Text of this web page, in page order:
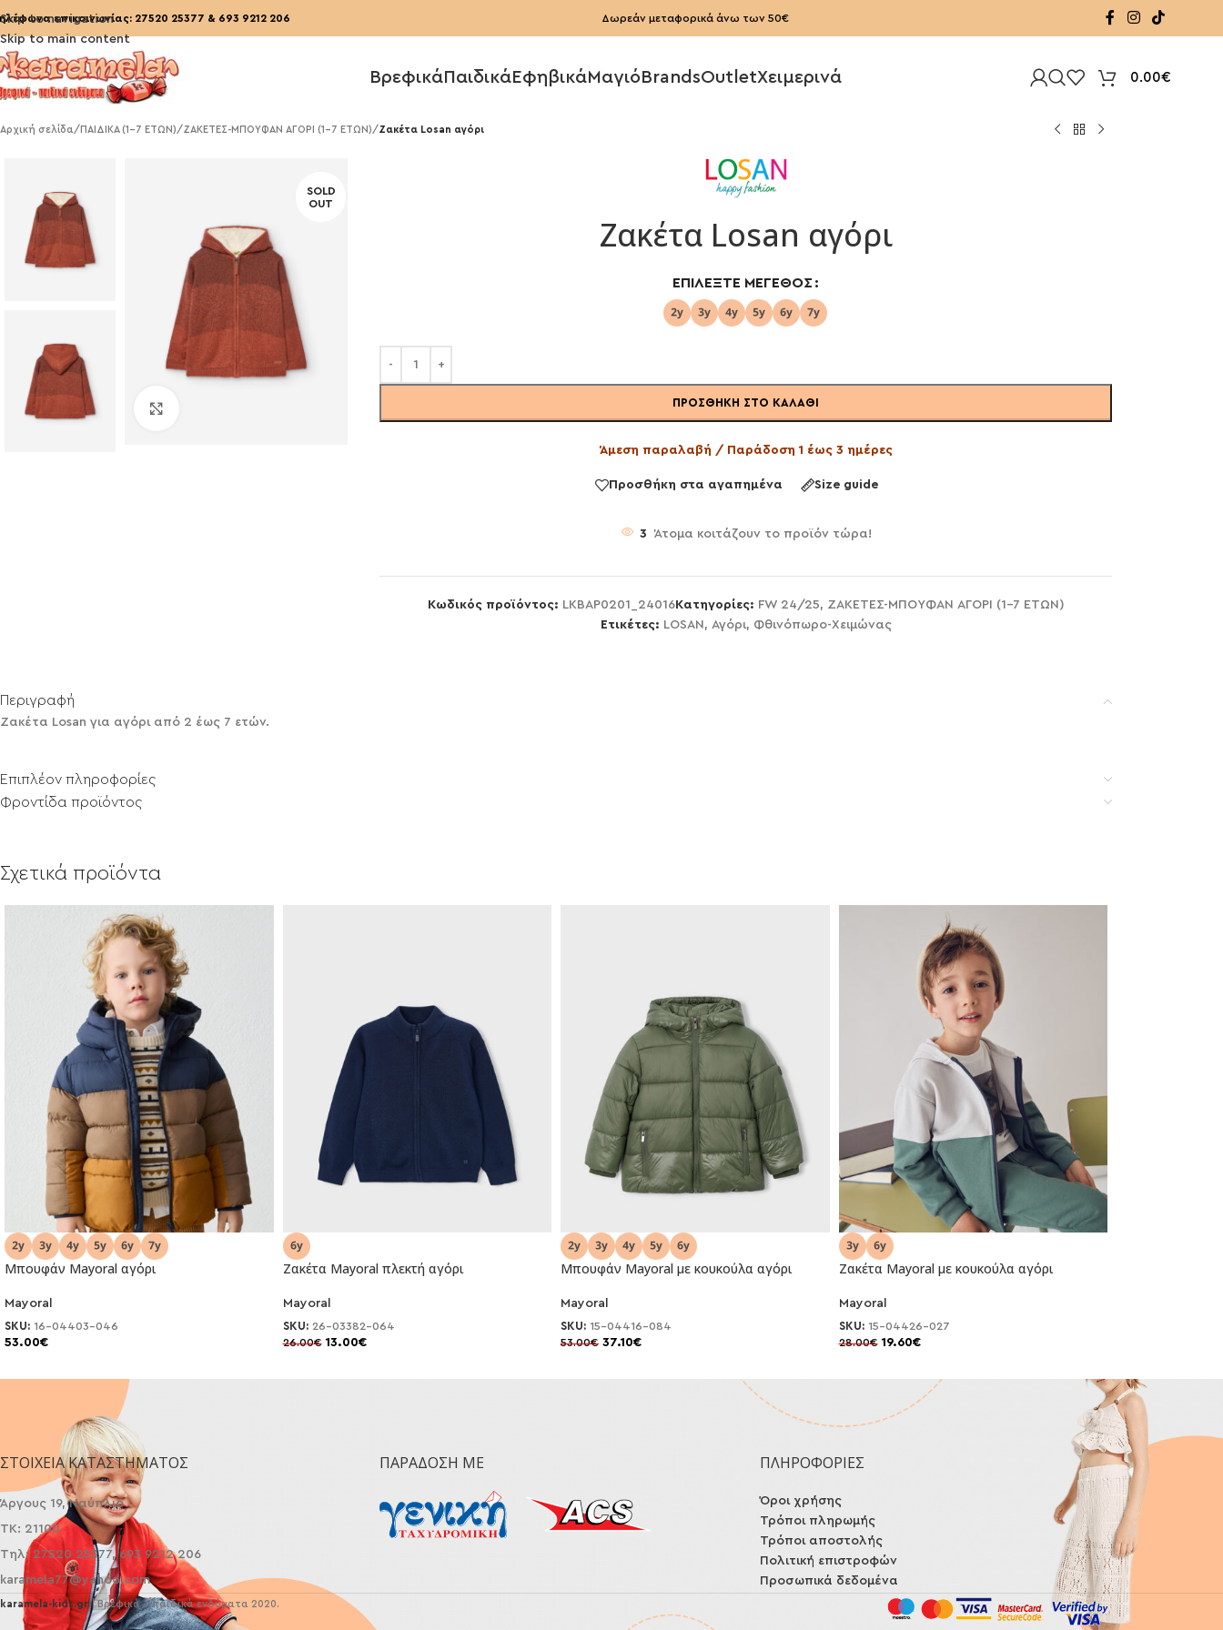
Skip to navigation
Skip to main content
επικοινωνίας: 27520 25377 & 693 9212 206 Δωρεάν μεταφορικά άνω των 50€
Βρεφικά Παιδικά ΕφηβικάΜαγιό BrandsOutletΧειμερινά 0.00€
Αρχική σελίδα/ ΠΑΙΔΙΚΑ (1-7 ΕΤΩΝ)/ΖΑΚΕΤΕΣ-ΜΠΟΥΦΑΝ ΑΓΟΡΙ (1-7 ΕΤΩΝ)/Ζακέτα Losan αγόρι
SOLD
OUT
Ζακέτα Losan αγόρι
ΕΠΙΛΈΞΤΕ ΜΈΓΕΘΟΣ
ΠΡΟΣΘΉΚΗ ΣΤΟ ΚΑΛΆΘΙ
Άμεση παραλαβή / Παράδοση 1 έως 3 ημέρες
Προσθήκη στα αγαπημένα Size guide
3 Άτομα κοιτάζουν το προϊόν τώρα!
Κωδικός προϊόντος: LKBAP0201_24016Κατηγορίες: FW 24/25, ΖΑΚΕΤΕΣ-ΜΠΟΥΦΑΝ ΑΓΟΡΙ (1-7 ΕΤΩΝ)
Ετικέτες: LOSAN, Αγόρι, Φθινόπωρο-Χειμώνας
Περιγραφή
Ζακέτα Losan για αγόρι από 2 έως 7 ετών.
Επιπλέον πληροφορίες
Φροντίδα προϊόντος
Σχετικά προϊόντα
NEO
Μπουφάν Mayoral αγόρι
Mayoral
SKU: 16-04403-046
53.00€
-50%
Ζακέτα Mayoral πλεκτή αγόρι
Mayoral
SKU: 26-03382-064
26.00€ 13.00€
-30%
Μπουφάν Mayoral με κουκούλα αγόρι
Mayoral
SKU: 15-04416-084
53.00€ 37.10€
-30%
Ζακέτα Mayoral με κουκούλα αγόρι
Mayoral
SKU: 15-04426-027
28.00€ 19.60€
ΣΤΟΙΧΕΊΑ ΚΑΤΑΣΤΉΜΑΤΟΣ
Άργους 19, Ναύπλιο
ΤΚ: 21100
Τηλ: 27520 25377, 693 9212 206
karamela77@yahoo.com
ΠΑΡΆΔΟΣΗ ΜΕ ΠΛΗΡΟΦΟΡΙΕΣ
Όροι χρήσης
Τρόποι πληρωμής
Τρόποι αποστολής
Πολιτική επιστροφών
Προσωπικά δεδομένα
karamela-kids.gr | Βρεφικά - παιδικά ενδύματα 2020.